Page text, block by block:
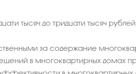
тысяч до тридцати тысяч
за содержание
в многоквартирных домах